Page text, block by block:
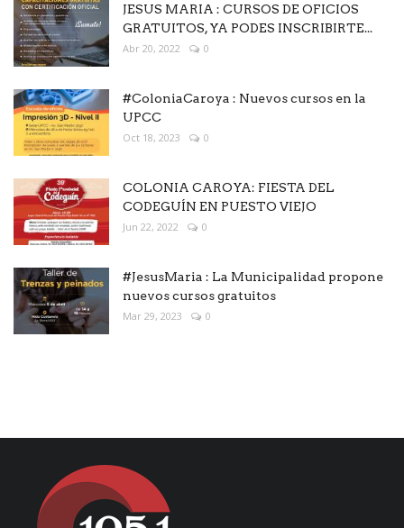
JESUS MARIA : CURSOS DE OFICIOS
GRATUITOS, YA PODES INSCRIBIRTE...
Abr 20, 2022 0
#ColoniaCaroya : Nuevos cursos en la
UPCC
Oct 18, 2023 0
COLONIA CAROYA: FIESTA DEL
CODEGUÍN EN PUESTO VIEJO
Jun 22, 2022 0
#JesusMaria : La Municipalidad propone
nuevos cursos gratuitos
Mar 29, 2023 0